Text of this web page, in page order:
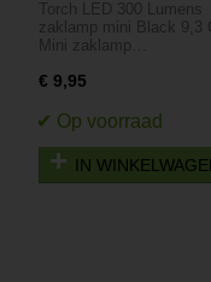
zaklamp mini black
CM
Torch LED 300 Lumens
zaklamp mini Black 9,3
Mini zaklamp…
€ 9,95
IN